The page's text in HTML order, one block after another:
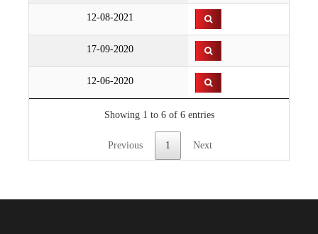
12-08-2021
17-09-2020
12-06-2020
Showing 1 to 6 of 6 entries
Previous 1 Next